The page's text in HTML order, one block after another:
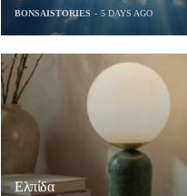
BONSAISTORIES 5 DAYS AGO
Ελπίδα